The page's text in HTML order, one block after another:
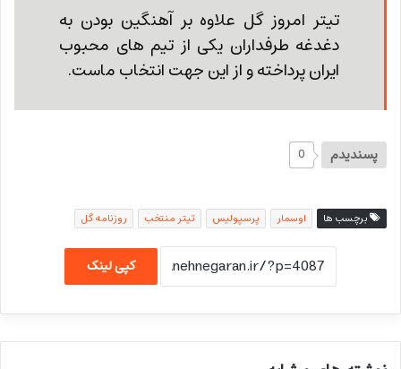
تیتر امروز گل علاوه بر آهنگین بودن به
دغدغه طرفداران یکی از تیم های محبوب
ایران پرداخته و از این جهت انتخاب ماست.
پسندیدم 0
برچسب ها اوسمار پرسپولیس تیتر منتخب روزنامه گل
کپی لینک